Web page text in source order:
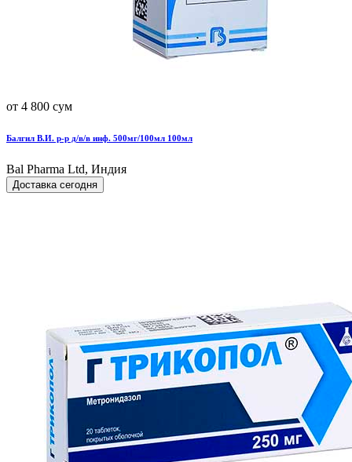
от 4 800 сум
Балгил В.И. р-р д/в/в инф. 500мг/100мл 100мл
Bal Pharma Ltd, Индия
Доставка сегодня